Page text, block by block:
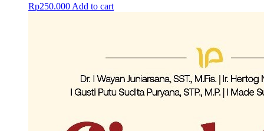
Rp250.000 Add to cart